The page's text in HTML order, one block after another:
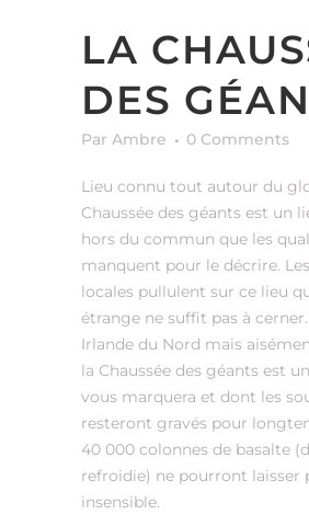
LA
DES
Par Ambre 0 Comments
Lieu connu tout autour du
Chaussée des géants est un
hors du commun que les
manquent pour le décrire.
locales pullulent sur ce lieu
étrange ne suffit pas à
Irlande du Nord mais
la Chaussée des géants est
vous marquera et dont les
resteront gravés pour
40 000 colonnes de basalte
refroidie) ne pourront laisser
insensible.